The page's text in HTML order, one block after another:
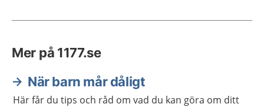
Mer på 1177.se
När barn mår dåligt
Här får du tips och råd om vad du kan göra om ditt